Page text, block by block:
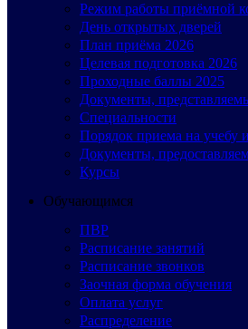
Режим работы приёмной
День открытых дверей
План приёма 2026
Целевая подготовка 2026
Проходные баллы 2025
Документы,
Специальности
Порядок приема на учебу
Документы,
Курсы
Обучающимся
ПВР
Расписание занятий
Расписание звонков
Заочная форма обучения
Оплата услуг
Распределение